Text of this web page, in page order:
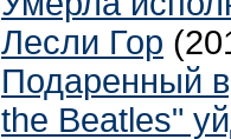
Лесли Гор
Подаренный
the Beatles"